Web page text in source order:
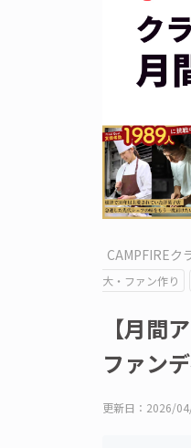
CAMPFIREク
大・ファン作り
【月間
ファン
更新日：2026/